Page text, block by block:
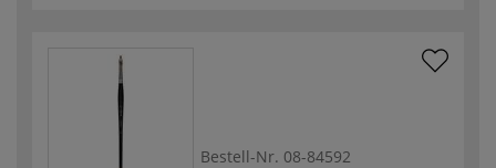
Bestell-Nr. 08-84592